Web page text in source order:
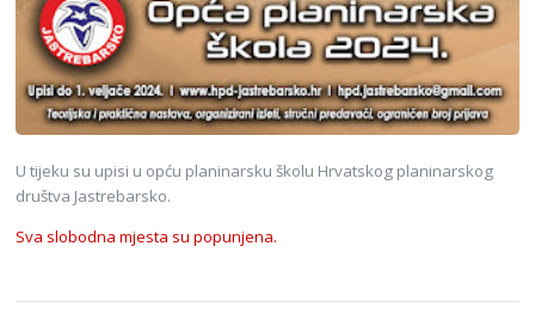
U tijeku su upisi u opću planinarsku školu Hrvatskog planinarskog
društva Jastrebarsko.
Sva slobodna mjesta su popunjena.